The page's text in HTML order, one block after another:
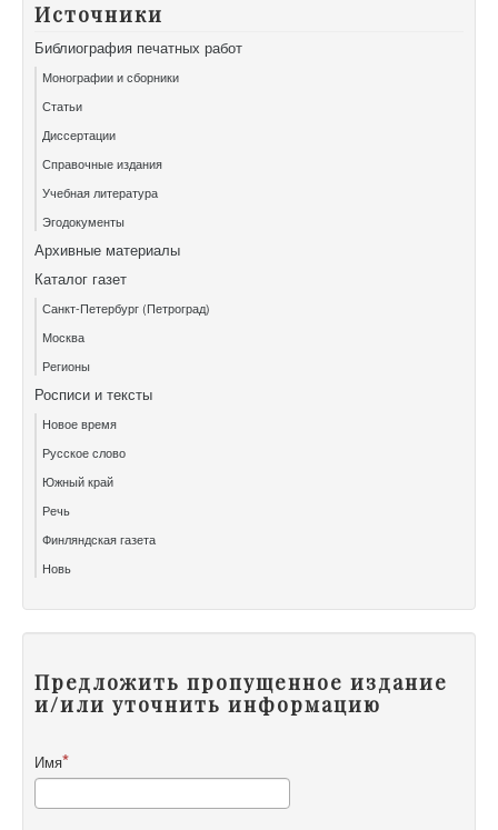
Источники
Библиография печатных работ
Монографии и сборники
Статьи
Диссертации
Справочные издания
Учебная литература
Эгодокументы
Архивные материалы
Каталог газет
Санкт-Петербург (Петроград)
Москва
Регионы
Росписи и тексты
Новое время
Русское слово
Южный край
Речь
Финляндская газета
Новь
Предложить пропущенное издание
и/или уточнить информацию
Имя